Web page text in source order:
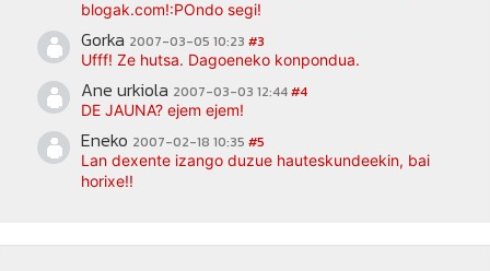
blogak.com!:POndo segi!
Gorka 2007-03-05 10:23 #3
Ufff! Ze hutsa. Dagoeneko konpondua.
Ane urkiola 2007-03-03 12:44#4
DE JAUNA? ejem ejem!
Eneko 2007-02-18 10:35 #5
Lan dexente izango duzue hauteskundeekin, bai
horixe!!